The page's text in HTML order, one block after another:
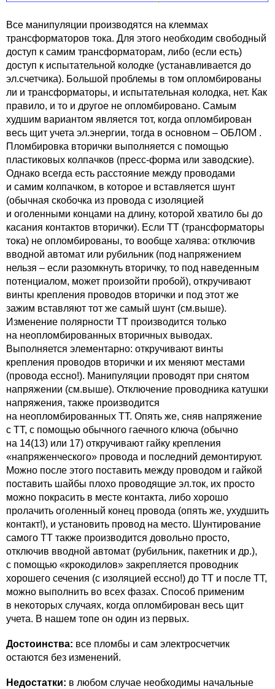
Все манипуляции производятся на клеммах
трансформаторов тока. Для этого необходим свободный
доступ к самим трансформаторам, либо (если есть)
доступ к испытательной колодке (устанавливается до
эл.счетчика). Большой проблемы в том опломбированы
ли и трансформаторы, и испытательная колодка, нет. Как
правило, и то и другое не опломбировано. Самым
худшим вариантом является тот, когда опломбирован
весь щит учета эл.энергии, тогда в основном – ОБЛОМ .
Пломбировка вторички выполняется с помощью
пластиковых колпачков (пресс-форма или заводские).
Однако всегда есть расстояние между проводами
и самим колпачком, в которое и вставляется шунт
(обычная скобочка из провода с изоляцией
и оголенными концами на длину, которой хватило бы до
касания контактов вторички). Если ТТ (трансформаторы
тока) не опломбированы, то вообще халява: отключив
вводной автомат или рубильник (под напряжением
нельзя – если разомкнуть вторичку, то под наведенным
потенциалом, может произойти пробой), откручивают
винты крепления проводов вторички и под этот же
зажим вставляют тот же самый шунт (см.выше).
Изменение полярности ТТ производится только
на неопломбированных вторичных выводах.
Выполняется элементарно: откручивают винты
крепления проводов вторички и их меняют местами
(провода ессно!). Манипуляции проводят при снятом
напряжении (см.выше). Отключение проводника катушки
напряжения, также производится
на неопломбированных ТТ. Опять же, сняв напряжение
с ТТ, с помощью обычного гаечного ключа (обычно
на 14(13) или 17) откручивают гайку крепления
«напряженческого» провода и последний демонтируют.
Можно после этого поставить между проводом и гайкой
поставить шайбы плохо проводящие эл.ток, их просто
можно покрасить в месте контакта, либо хорошо
пролачить оголенный конец провода (опять же, ухудшить
контакт!), и установить провод на место. Шунтирование
самого ТТ также производится довольно просто,
отключив вводной автомат (рубильник, пакетник и др.),
с помощью «крокодилов» закрепляется проводник
хорошего сечения (с изоляцией ессно!) до ТТ и после ТТ,
можно выполнить во всех фазах. Способ применим
в некоторых случаях, когда опломбирован весь щит
учета. В нашем топе он один из первых.
Достоинства: все пломбы и сам электросчетчик
остаются без изменений.
Недостатки: в любом случае необходимы начальные